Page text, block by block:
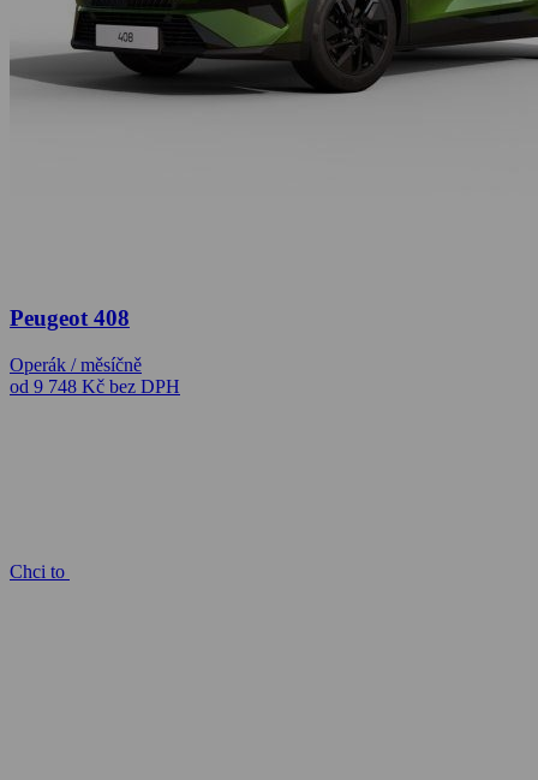
Peugeot 408
Operák / měsíčně
od 9 748 Kč bez DPH
Chci to